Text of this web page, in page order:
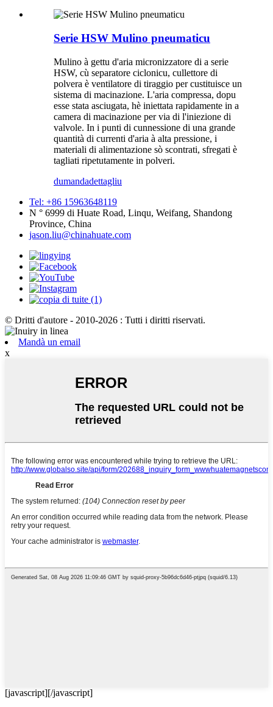
Serie HSW Mulino pneumaticu
Mulino à gettu d'aria micronizzatore di a serie
HSW, cù separatore ciclonicu, cullettore di
polvera è ventilatore di tiraggio per custituisce un
sistema di macinazione. L'aria compressa, dopu
esse stata asciugata, hè iniettata rapidamente in a
camera di macinazione per via di l'iniezione di
valvole. In i punti di cunnessione di una grande
quantità di currenti d'aria à alta pressione, i
materiali di alimentazione sò scontrati, sfregati è
tagliati ripetutamente in polveri.
dumandadettagliu
Tel: +86 15963648119
N ° 6999 di Huate Road, Linqu, Weifang, Shandong
Province, China
jason.liu@chinahuate.com
© Dritti d'autore - 2010-2026 : Tutti i diritti riservati.
Mandà un email
x
[javascript][/javascript]